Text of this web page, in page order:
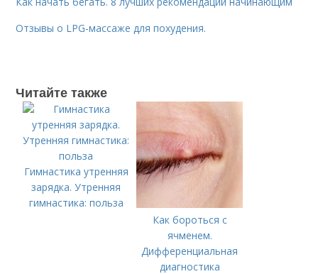
Отзывы о LPG-массаже для похудения.
Читайте также
Гимнастика утренняя
зарядка. Утренняя
гимнастика: польза
Как бороться с
ячменем.
Дифференциальная
диагностика